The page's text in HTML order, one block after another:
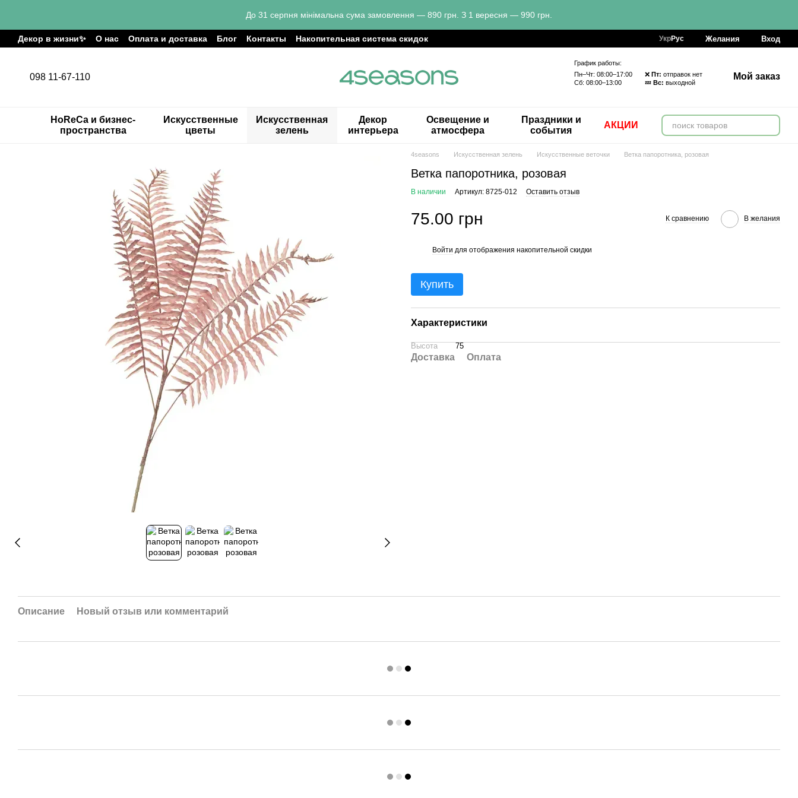
До 31 серпня мінімальна сума замовлення — 890 грн. З 1 вересня — 990 грн.
Декор в жизни✨ О нас Оплата и доставка Блог Контакты Накопительная система скидок УкрРус Желания Вход
098 11-67-110
График работы:
Пн–Чт: 08:00–17:00 ❌ Пт: отправок нет
Сб: 08:00–13:00 💤 Вс: выходной
Мой заказ
HoReCa и бизнес-
пространства
Искусственные
цветы
Искусственная
зелень
Декор
интерьера
Освещение и
атмосфера
Праздники и
события
АКЦИИ
4seasons Искусственная зелень Искусственные веточки Ветка папоротника, розовая
Ветка папоротника, розовая
В наличии Артикул: 8725-012 Оставить отзыв
75.00 грн К сравнению В желания
Войти для отображения накопительной скидки
Купить
Характеристики
Высота 75
Доставка Оплата
Описание Новый отзыв или комментарий